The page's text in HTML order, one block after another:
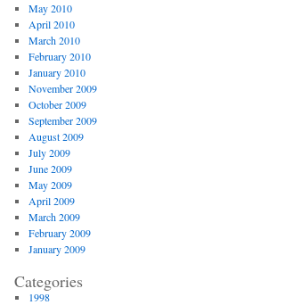
May 2010
April 2010
March 2010
February 2010
January 2010
November 2009
October 2009
September 2009
August 2009
July 2009
June 2009
May 2009
April 2009
March 2009
February 2009
January 2009
Categories
1998